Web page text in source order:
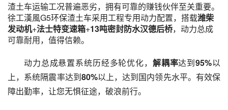
渣土车运输工况普遍恶劣，拥有可靠的赚钱伙伴至关重要。
徐工漢風G5环保渣土车采用工程专用动力配置，搭载潍柴
发动机+法士特变速箱+13吨密封防水汉德后桥，动力总成
可靠耐用，值得信赖。
动力总成悬置系统历经多轮优化， 解耦率达到95%以
上，系统隔震率达到80%以上，达到国内领先水平。有效保
障出勤率，让您无惧征途，破浪前行。